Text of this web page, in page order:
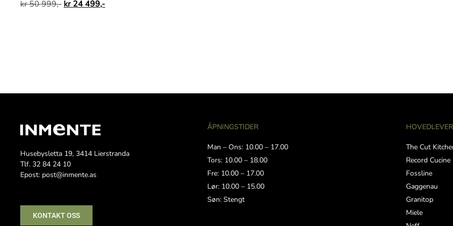
kr50 999,- kr24 499,-
Husebysletta 19, 3414 Lierstranda
Tlf. 32 84 24 10
Epost: post@inmente.as
KONTAKT OSS
ÅPNINGSTIDER
Man – Ons: 10.00 – 17.00
Tors: 10.00 – 18.00
Fre: 10.00 – 17.00
Lør: 10.00 – 15.00
Søn: Stengt
The Cut
Record Cucine
Fossline
Gaggenau
Granitop
Miele